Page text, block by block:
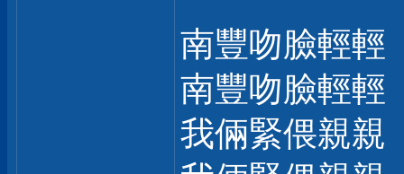
南豐吻臉輕
南豐吻臉輕
我倆緊偎親